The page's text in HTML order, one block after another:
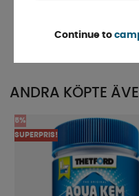
ANDRA KÖPTE
5%
SUPERPRIS!
Continue to